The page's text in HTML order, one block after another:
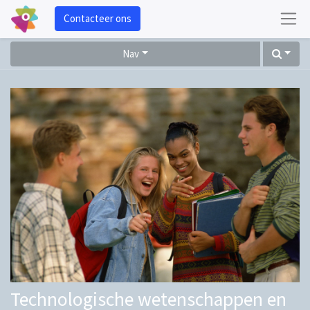
Contacteer ons
Nav
Technologische wetenschappen en